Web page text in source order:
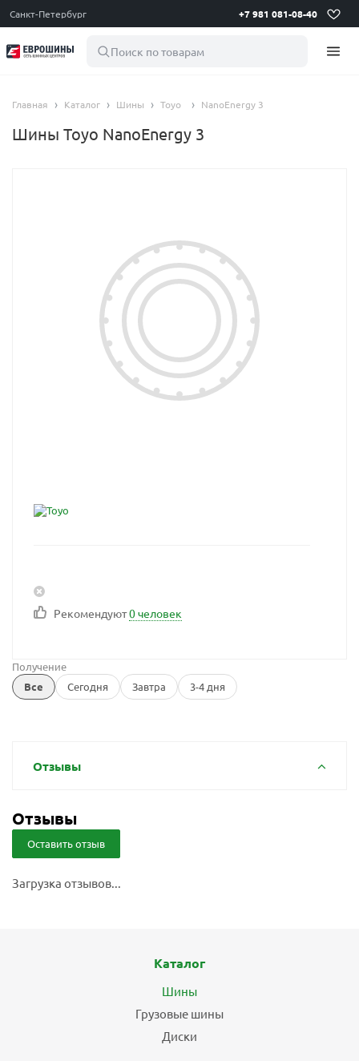
Санкт-Петербург +7 981 081-08-40
Поиск по товарам
Главная Каталог Шины Toyo NanoEnergy 3
Шины Toyo NanoEnergy 3
Рекомендуют0 человек
Получение
Все
Сегодня Завтра 3-4 дня
Отзывы
Отзывы
Оставить отзыв
Загрузка отзывов...
Каталог
Шины
Грузовые шины
Диски